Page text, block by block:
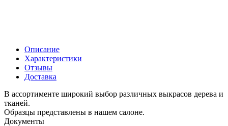
Описание
Характеристики
Отзывы
Доставка
В ассортименте широкий выбор различных выкрасов дерева и
тканей.
Образцы представлены в нашем салоне.
Документы